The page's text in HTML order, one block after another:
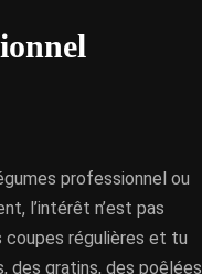
professionnel ou
l’intérêt n’est pas
coupes régulières et tu
des gratins, des poêlées